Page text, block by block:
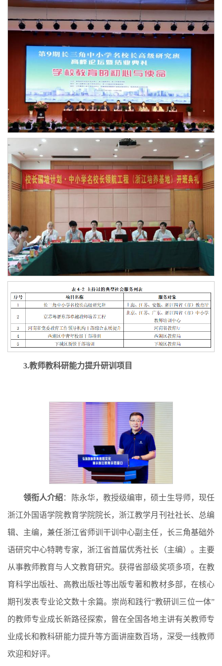
3.教师教科研能力提升研训项目
领衔人介绍：陈永华，教授级编审，硕士生导师，现任
浙江外国语学院教育学院院长，浙江教学月刊社社长、总编
辑、主编，兼任浙江省师训干训中心副主任，长三角基础外
语研究中心特聘专家，浙江省首届优秀社长（主编）。主要
从事教师教育与人文教育研究。获得省部级奖项多项，在教
育科学出版社、高教出版社等出版专著和教材多部，在核心
期刊发表专业论文数十余篇。崇尚和践行“教研训三位一体”
的教师专业成长新路径探索，曾在全国各地主讲有关教师专
业成长和教科研能力提升等方面讲座数百场，深受一线教师
欢迎和好评。